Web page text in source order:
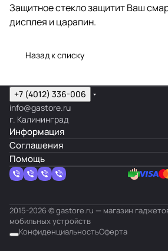
Защитное стекло защитит Ваш
дисплея и царапин.
Назад к списку
+7 (4012) 336-006
info@gastore.ru
г. Калининград
Информация
Соглашения
Помощь
2015-2026 © gastore.ru — магазин
мобильных устройств
КонфиденциальностьОферта